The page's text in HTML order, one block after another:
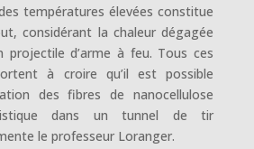
températures élevées constitue
considérant la chaleur dégagée
projectile d’arme à feu. Tous ces
à croire qu’il est possible
des fibres de nanocellulose
dans un tunnel de tir
le professeur Loranger.